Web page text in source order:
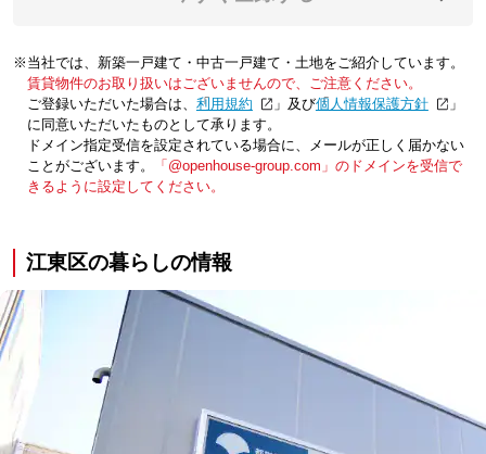
※当社では、新築一戸建て・中古一戸建て・土地をご紹介しています。
賃貸物件のお取り扱いはございませんので、ご注意ください。
ご登録いただいた場合は、「利用規約 」及び「個人情報保護方針
」
に同意いただいたものとして承ります。
ドメイン指定受信を設定されている場合に、メールが正しく届かない
ことがございます。
「@openhouse-group.com」のドメインを受信で
きるように設定してください。
江東区の暮らしの情報